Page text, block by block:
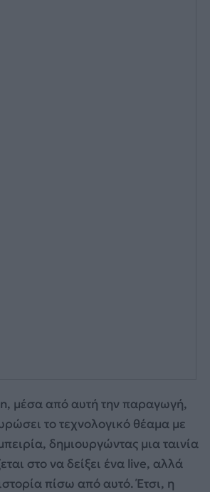
μέσα από αυτή την παραγωγή,
το τεχνολογικό θέαμα με
δημιουργώντας μια ταινία
στο να δείξει ένα live, αλλά
πίσω από αυτό. Έτσι, η